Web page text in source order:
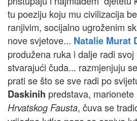
tu poeziju koju mu civilizacija
ranjivim, socijalno ugroženim
nove svjetove... Natalie Murat
produžena ruka i dalje radi
stvarajući čuda... razmjenjuju
prati se što se sve radi po
Daskinih predstava, marionete
Hrvatskog Fausta, čuva se